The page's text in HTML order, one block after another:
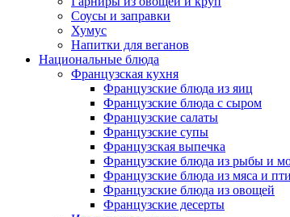
Соусы и заправки
Хумус
Напитки для веганов
Национальные блюда
Французская кухня
Французские блюда из яиц
Французские блюда с сыром
Французские салаты
Французские супы
Французская выпечка
Французские блюда из рыбы и
Французские блюда из мяса и
Французские блюда из овощей
Французские десерты